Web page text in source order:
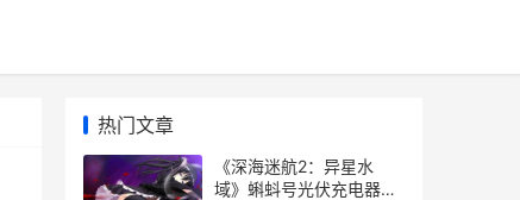
热门文章
《深海迷航2：异星水
域》蝌蚪号光伏充电器获